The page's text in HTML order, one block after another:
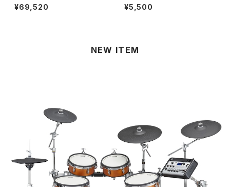
S65BB-VBF Vermillion Bos
¥69,520
WER BEATS” TEE
¥5,500
NEW ITEM